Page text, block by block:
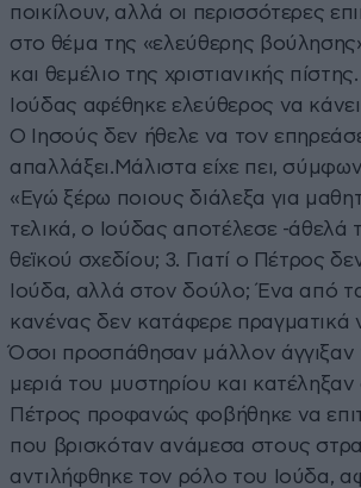
ποικίλουν, αλλά οι περισσότερες
στο θέμα της «ελεύθερης
και θεμέλιο της χριστιανικής
Ιούδας αφέθηκε ελεύθερος να
Ο Ιησούς δεν ήθελε να τον
απαλλάξει.Μάλιστα είχε πει,
«Εγώ ξέρω ποιους διάλεξα για
τελικά, ο Ιούδας αποτέλεσε -άθελά
θεϊκού σχεδίου; 3. Γιατί ο Πέτρος
Ιούδα, αλλά στον δούλο; Ένα από
κανένας δεν κατάφερε πραγματικά
Όσοι προσπάθησαν μάλλον άγγιξαν
μεριά του μυστηρίου και κατέληξαν
Πέτρος προφανώς φοβήθηκε να
που βρισκόταν ανάμεσα στους
αντιλήφθηκε τον ρόλο του Ιούδα,